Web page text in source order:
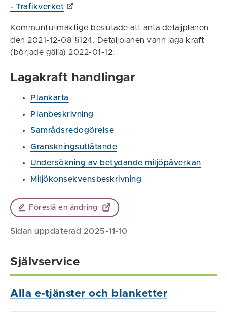
- Trafikverket
Kommunfullmäktige beslutade att anta detaljplanen
den 2021-12-08 §124. Detaljplanen vann laga kraft
(började gälla) 2022-01-12.
Lagakraft handlingar
Plankarta
Planbeskrivning
Samrådsredogörelse
Granskningsutlåtande
Undersökning av betydande miljöpåverkan
Miljökonsekvensbeskrivning
Föreslå en ändring
Sidan uppdaterad 2025-11-10
Självservice
Alla e-tjänster och blanketter